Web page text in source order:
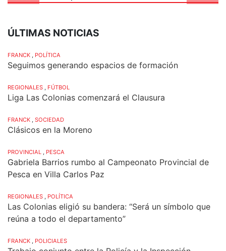
ÚLTIMAS NOTICIAS
FRANCK POLÍTICA
Seguimos generando espacios de formación
REGIONALES FÚTBOL
Liga Las Colonias comenzará el Clausura
FRANCK SOCIEDAD
Clásicos en la Moreno
PROVINCIAL PESCA
Gabriela Barrios rumbo al Campeonato Provincial de
Pesca en Villa Carlos Paz
REGIONALES POLÍTICA
Las Colonias eligió su bandera: “Será un símbolo que
reúna a todo el departamento”
FRANCK POLICIALES